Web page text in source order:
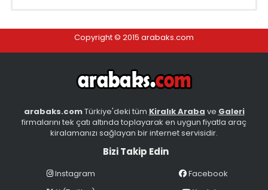
Copyright © 2015 arabaks.com
arabaks.comTürkiye'deki tüm Kiralık Araba ve Galeri
firmalarını tek çatı altında toplayarak en uygun fiyatla araç
kiralamanızı sağlayan bir internet servisidir.
Bizi Takip Edin
Instagram
Facebook